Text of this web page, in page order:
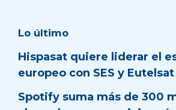
Lo último
Hispasat quiere liderar el
europeo con SES y Eutelsat
Spotify suma más de 300